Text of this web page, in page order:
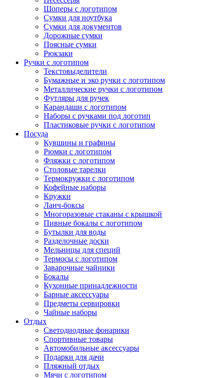
Шоперы с логотипом
Сумки для ноутбука
Сумки для документов
Дорожные сумки
Поясные сумки
Рюкзаки
Ручки с логотипом
Текстовыделители
Бумажные и эко ручки с логотипом
Металлические ручки с логотипом
Футляры для ручек
Карандаши с логотипом
Наборы с ручками под логотип
Пластиковые ручки с логотипом
Посуда
Кувшины и графины
Рюмки с логотипом
Фляжки с логотипом
Столовые тарелки
Термокружки с логотипом
Кофейные наборы
Кружки
Ланч-боксы
Многоразовые стаканы с крышкой
Пивные бокалы с логотипом
Бутылки для воды
Разделочные доски
Мельницы для специй
Термосы с логотипом
Заварочные чайники
Бокалы
Кухонные принадлежности
Барные аксессуары
Предметы сервировки
Чайные наборы
Отдых
Светодиодные фонарики
Спортивные товары
Автомобильные аксессуары
Подарки для дачи
Пляжный отдых
Мячи с логотипом